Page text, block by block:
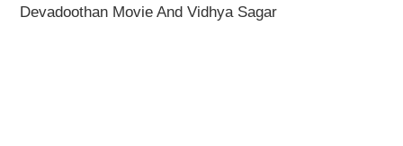
Devadoothan Movie And Vidhya Sagar